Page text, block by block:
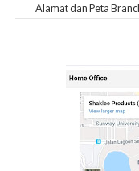
Alamat dan Peta